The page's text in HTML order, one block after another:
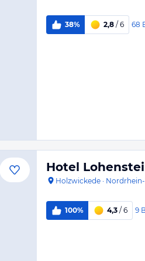
38% 2,8 / 6 68
Hotel
Holzwickede ·
100% 4,3 / 6 9